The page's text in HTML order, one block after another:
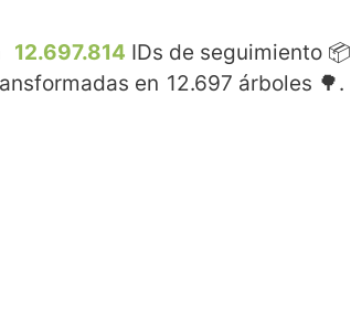
12.697.814 IDs de seguimiento 📦
en 12.697 árboles 🌳.